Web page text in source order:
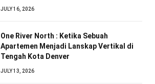
JULY 16, 2026
One River North : Ketika Sebuah
Apartemen Menjadi Lanskap Vertikal di
Tengah Kota Denver
JULY 13, 2026